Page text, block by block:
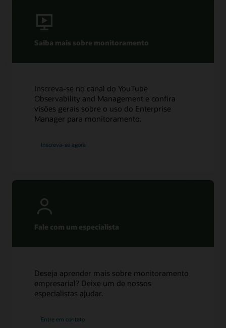
Saiba mais sobre monitoramento
Inscreva-se no canal do YouTube
Observability and Management e confira
visões gerais sobre o uso do Enterprise
Manager para monitoramento.
Inscreva-se agora
Fale com um especialista
Deseja aprender mais sobre monitoramento
empresarial? Deixe um de nossos
especialistas ajudar.
Entre em contato